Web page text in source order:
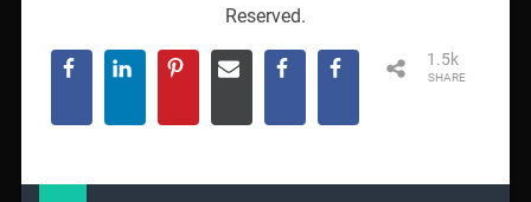
Reserved.
SHARE
1.5k